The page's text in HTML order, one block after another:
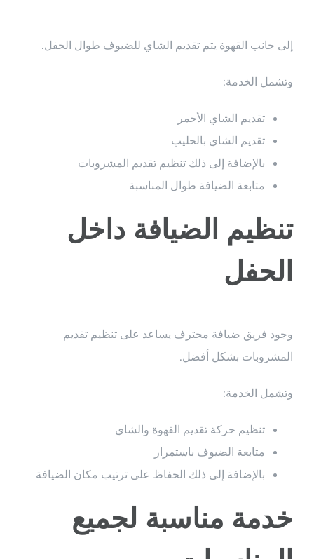
إلى جانب القهوة يتم تقديم الشاي للضيوف طوال الحفل.
وتشمل الخدمة:
تقديم الشاي الأحمر
تقديم الشاي بالحليب
بالإضافة إلى ذلك تنظيم تقديم المشروبات
متابعة الضيافة طوال المناسبة
تنظيم الضيافة داخل
الحفل
وجود فريق ضيافة محترف يساعد على تنظيم تقديم
المشروبات بشكل أفضل.
وتشمل الخدمة:
تنظيم حركة تقديم القهوة والشاي
متابعة الضيوف باستمرار
بالإضافة إلى ذلك الحفاظ على ترتيب مكان الضيافة
خدمة مناسبة لجميع